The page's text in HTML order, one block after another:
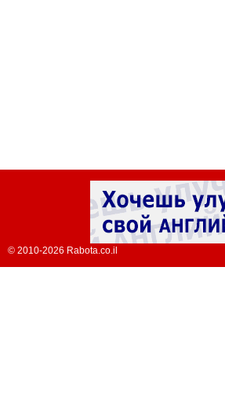
© 2010-2026 Rabota.co.il